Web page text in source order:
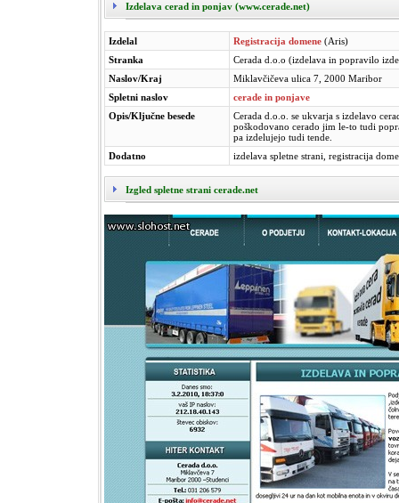
Izdelava cerad in ponjav (www.cerade.net)
Izdelal Registracija domene (Aris)
Stranka
Cerada d.o.o (izdelava in popravilo
Naslov/Kraj
Miklavčičeva ulica 7, 2000 Maribor
Spletni naslov
cerade in ponjave
Opis/Ključne besede
Cerada d.o.o. se ukvarja s izdelavo
poškodovano cerado jim le-to tudi
pa izdelujejo tudi tende.
Dodatno
izdelava spletne strani, registracija
Izgled spletne strani cerade.net